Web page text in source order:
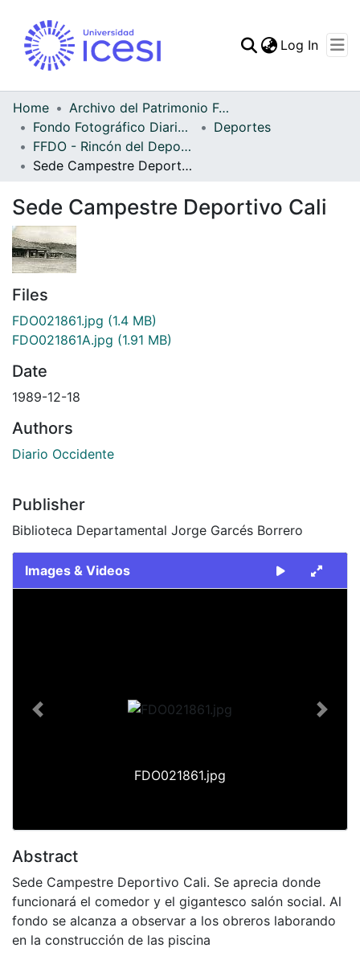
Statistics
Log In
Home
Archivo del Patrimonio Fotográfico y Fílmico del Valle del Cauca
Fondo Fotográfico Diario Occidente
Deportes
FFDO - Rincón del Deportivo Cali - Patrimonial
Sede Campestre Deportivo Cali
Sede Campestre Deportivo Cali
Files
FDO021861.jpg (1.4 MB)
FDO021861A.jpg (1.91 MB)
Date
1989-12-18
Authors
Diario Occidente
Publisher
Biblioteca Departamental Jorge Garcés Borrero
Images & Videos
FDO021861.jpg
Previous Next
Abstract
Sede Campestre Deportivo Cali. Se aprecia donde
funcionará el comedor y el gigantesco salón social. Al
fondo se alcanza a observar a los obreros laborando
en la construcción de las piscina